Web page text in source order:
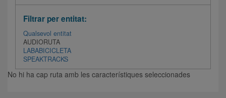
Filtrar per entitat:
Qualsevol entitat
AUDIORUTA
LABABICICLETA
SPEAKTRACKS
No hi ha cap ruta amb les característiques seleccionades